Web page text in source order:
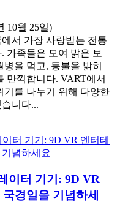
10월 25일)
서 가장 사랑받는 전통
가족들은 모여 밝은 보
을 먹고, 등불을 밝히
만끽합니다. VART에서
기를 나누기 위해 다양한
니다...
이터 기기: 9D VR
경일을 기념하세